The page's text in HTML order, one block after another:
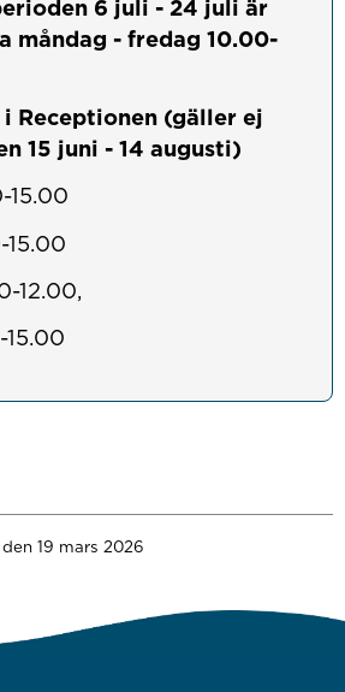
6 juli - 24 juli är
måndag - fredag 10.00-
i Receptionen (gäller ej
15 juni - 14 augusti)
15.00
15.00
12.00,
19 mars 2026